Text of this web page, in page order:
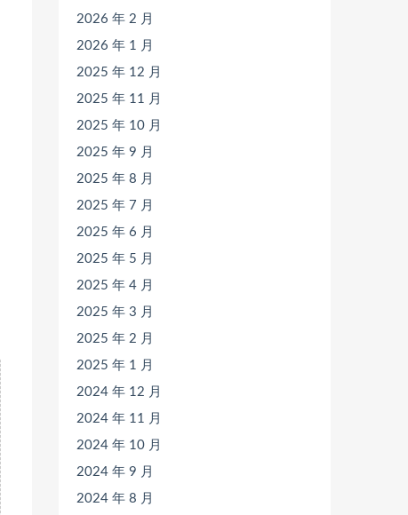
2026 年 2 月
2026 年 1 月
2025 年 12 月
2025 年 11 月
2025 年 10 月
2025 年 9 月
2025 年 8 月
2025 年 7 月
2025 年 6 月
2025 年 5 月
2025 年 4 月
2025 年 3 月
2025 年 2 月
2025 年 1 月
2024 年 12 月
2024 年 11 月
2024 年 10 月
2024 年 9 月
2024 年 8 月